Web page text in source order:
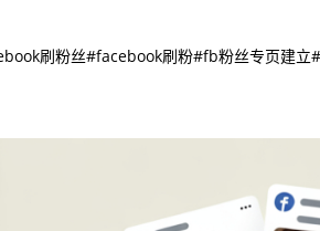
刷粉丝#facebook刷粉#fb粉丝专页建立